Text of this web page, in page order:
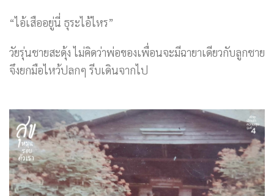
“ไอ้เสืออยู่นี่ ธุระไอ้ไหร”
วัยรุ่นชายสะดุ้ง ไม่คิดว่าพ่อของเพื่อนจะมีฉายาเดียวกับลูกชาย
จึงยกมือไหว้ปลกๆ รีบเดินจากไป